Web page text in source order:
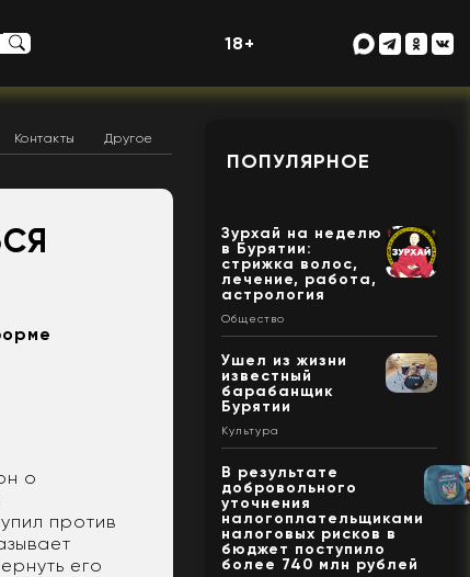
18+
Контакты Другое
о
против
его
ПОПУЛЯРНОЕ
Зурхай на неделю
в Бурятии:
стрижка волос,
лечение, работа,
астрология
Общество
Ушел из жизни
известный
барабанщик
Бурятии
Культура
В результате
добровольного
уточнения
налогоплательщиками
налоговых рисков в
бюджет поступило
более 740 млн рублей